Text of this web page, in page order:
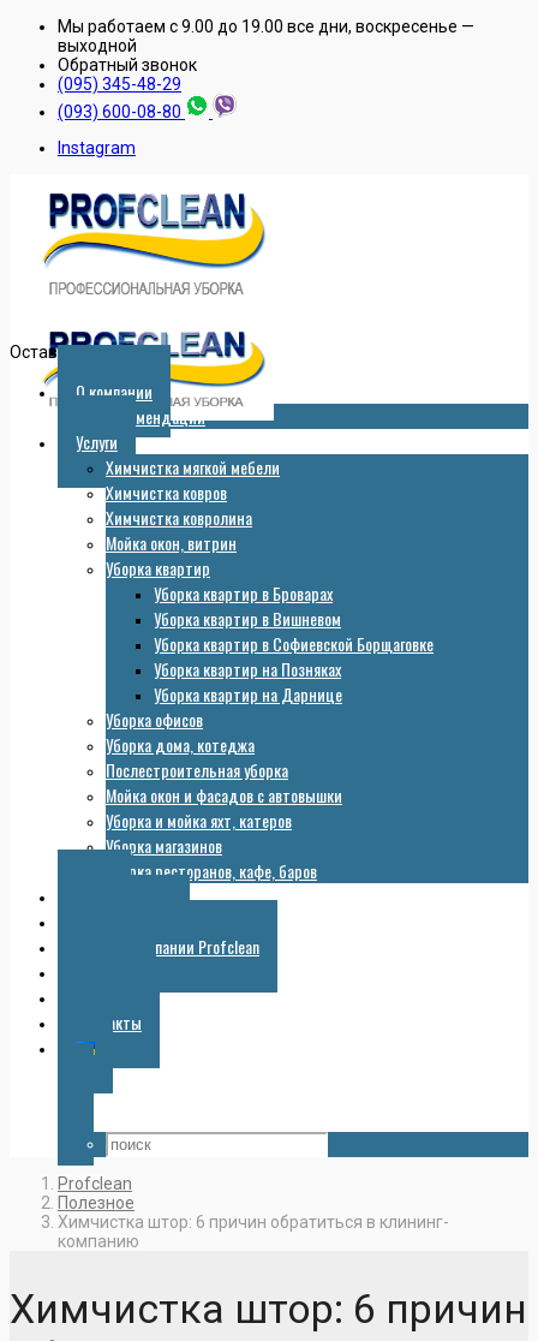
Мы работаем с 9.00 до 19.00 все дни, воскресенье —
выходной
Обратный звонок
(095) 345-48-29
(093) 600-08-80
Instagram
Оставить заявку
О компании
Рекомендации
Услуги
Химчистка мягкой мебели
Химчистка ковров
Химчистка ковролина
Мойка окон, витрин
Уборка квартир
Уборка квартир в Броварах
Уборка квартир в Вишневом
Уборка квартир в Софиевской Борщаговке
Уборка квартир на Позняках
Уборка квартир на Дарнице
Уборка офисов
Уборка дома, котеджа
Послестроительная уборка
Мойка окон и фасадов с автовышки
Уборка и мойка яхт, катеров
Уборка магазинов
Уборка ресторанов, кафе, баров
Галерея компании Profclean
Контакты
Profclean
Полезное
Химчистка штор: 6 причин обратиться в клининг-
компанию
Химчистка штор: 6 причин